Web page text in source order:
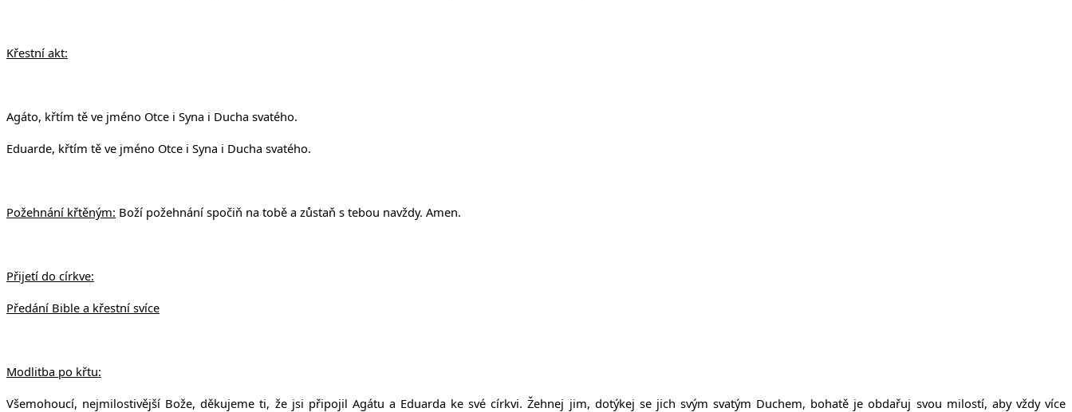
Křestní akt:
Agáto, křtím tě ve jméno Otce i Syna i Ducha svatého.
Eduarde, křtím tě ve jméno Otce i Syna i Ducha svatého.
Požehnání křtěným: Boží požehnání spočiň na tobě a zůstaň s tebou navždy. Amen.
Přijetí do církve:
Předání Bible a křestní svíce
Modlitba po křtu:
Všemohoucí, nejmilostivější Bože, děkujeme ti, že jsi připojil Agátu a Eduarda ke své církvi. Žehnej jim, dotýkej se jich svým svatým Duchem, bohatě je obdařuj svou milostí, aby vždy více